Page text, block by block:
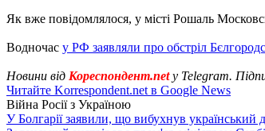
Як вже повідомлялося, у місті Рошаль
Водночас у РФ заявляли про обстріл
Новини від Кореспондент.netу Telegram.
Читайте Korrespondent.net в Google News
Війна Росії з Україною
У Болгарії заявили, що вибухнув український